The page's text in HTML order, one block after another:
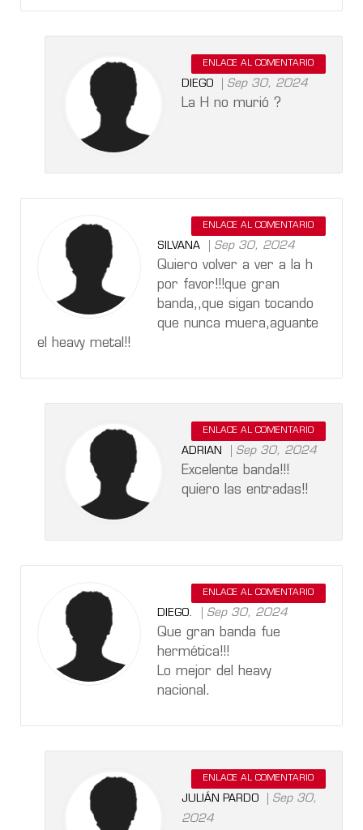
ENLACE AL COMENTARIO
DIEGO Sep 30, 2024
La H no murió ?
ENLACE AL COMENTARIO
SILVANA Sep 30, 2024
Quiero volver a ver a la h
por favor!!!que gran
banda,,que sigan tocando
que nunca muera,aguante
el heavy metal!!
ENLACE AL COMENTARIO
ADRIAN Sep 30, 2024
Excelente banda!!!
quiero las entradas!!
ENLACE AL COMENTARIO
DIEGO. Sep 30, 2024
Que gran banda fue
hermética!!!
Lo mejor del heavy
nacional.
ENLACE AL COMENTARIO
JULIÁN PARDO
Sep 30,
2024